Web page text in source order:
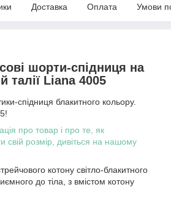
Доставка Оплата Умови
шорти-спідниця на
талії Liana 4005
спідниця блакитного кольору.
про товар і про те, як
свій розмір, дивіться на нашому
котону світло-блакитного
до тіла, з вмістом котону